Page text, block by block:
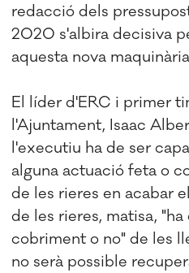
redacció dels
2020 s'albira decisiva
aquesta nova
El líder d'ERC i primer
l'Ajuntament, Isaac
l'executiu ha de ser
alguna actuació feta o
de les rieres en acabar
de les rieres, matisa,
cobriment o no" de les
no serà possible